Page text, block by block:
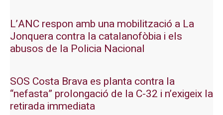
L’ANC respon amb una mobilització a La
Jonquera contra la catalanofòbia i els
abusos de la Policia Nacional
SOS Costa Brava es planta contra la
“nefasta” prolongació de la C-32 i n’exigeix la
retirada immediata